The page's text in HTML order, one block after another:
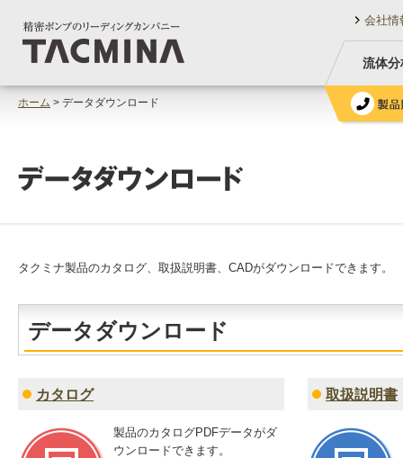
会社情
流体
ホーム > データダウンロード
タクミナ製品のカタログ、取扱説明書、CADがダウンロードできます。
データダウンロード
カタログ
製品のカタログPDFデータがダ
ウンロードできます。
取扱説明書